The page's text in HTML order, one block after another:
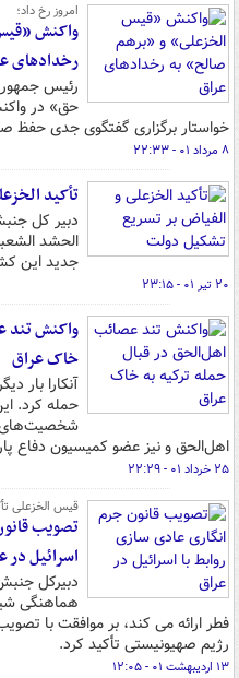
امروز رخ داد؛
واکنش
رخدادهای
رئیس
حق» در
خواستار برگزاری گفتگوی جدی حفظ
۸ مرداد ۰۱ - ۲۲:۳۳
تأکید
دبیر کل
الحشد
جدید این
۲۰ تیر ۰۱ - ۲۳:۱۵
واکنش تند
خاک عراق
آنکارا بار
حمله کرد.
شخصیت‌های
اهل‌الحق و نیز عضو کمیسیون دفاع
۲۵ خرداد ۰۱ - ۲۲:۲۹
قیس الخزعلی
تصویب
اسرائیل در
دبیرکل
هماهنگی
فطر ارائه می کند، بر موافقت با
رژیم صهیونیستی تأکید کرد.
۱۳ اردیبهشت ۰۱ - ۱۲:۰۵